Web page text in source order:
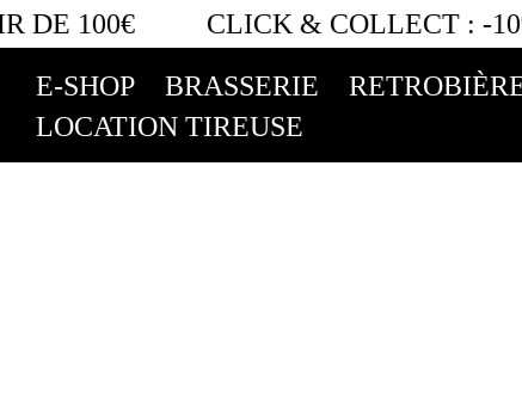
DE 100€ CLICK & COLLECT :-
E-SHOP
BRASSERIE
LOCATION TIREUSE